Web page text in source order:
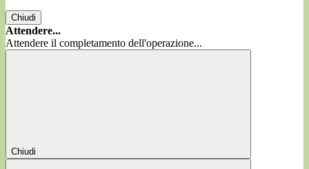
Chiudi
Attendere...
Attendere il completamento dell'operazione...
Chiudi